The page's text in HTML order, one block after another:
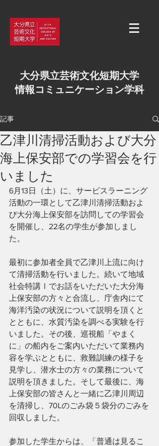
大分県立芸術文化短期大学
情報コミュニケーション学科
記事
乙津川清掃活動および大分
海上保安部での学習会を行
いました
6月13日（土）に、サービスラーニング
活動の一環として乙津川清掃活動およ
び大分海上保安部を訪問しての学習会
を開催し、22名の学生が参加しまし
た。
最初に参加者全員で乙津川上流に向け
て清掃活動を行いました。続いて地域
社会特講Ⅰでお話をいただいた大分海
上保安部の方々と合流し、庁舎内にて
海洋汚染の状況について説明を頂くと
とともに、水質汚染を調べる実験を行
いました。その後、巡視船「やまく
に」の船内をご案内いただいて業務内
容を学ぶとともに、救難訓練の様子を
見学し、潜水士の方々の業務について
説明を頂きました。そして最後に、海
上保安部の皆さんと一緒に乙津川周辺
を清掃し、70Lのごみ袋５袋分のごみを
回収しました。
参加した学生からは、「普通は見るこ